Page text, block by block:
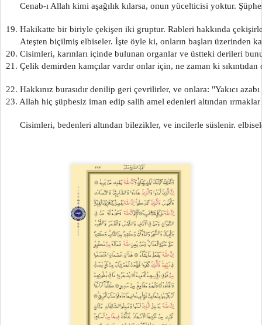
Cenab-ı Allah kimi aşağılık kılarsa, onun yücelticisi yoktur.
19. Hakikatte bir biriyle çekişen iki gruptur. Rableri hakkında
Ateşten biçilmiş elbiseler. İşte öyle ki, onların başları üzerinden
20. Cisimleri, karınları içinde bulunan organlar ve üstteki derileri
21. Çelik demirden kamçılar vardır onlar için, ne zaman ki sıkıntıdan
22. Hakkınız burasıdır denilip geri çevrilirler, ve onlara: "Yakıcı
23. Allah hiç şüphesiz iman edip salih amel edenleri altından
Cisimleri, bedenleri altından bilezikler, ve incilerle süslenir.